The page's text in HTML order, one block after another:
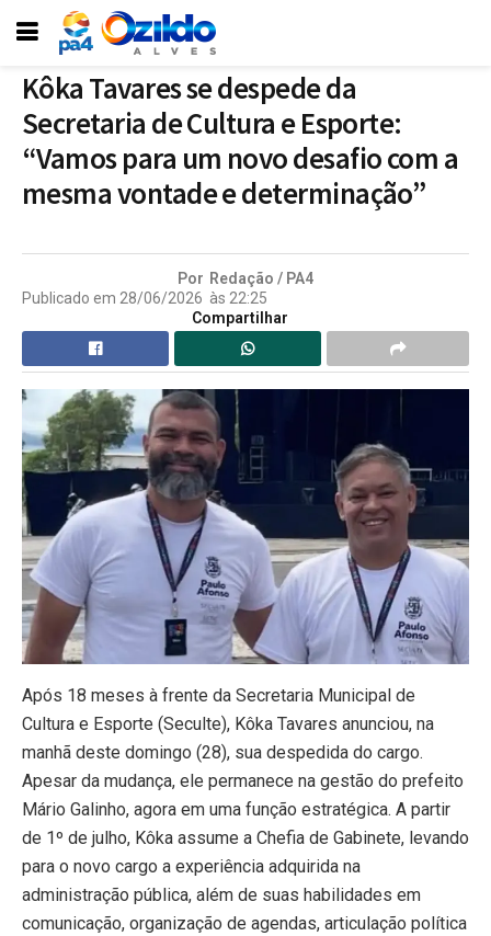
Kôka Tavares se despede da
Secretaria de Cultura e Esporte:
“Vamos para um novo desafio com a
mesma vontade e determinação”
Por Redação / PA4
Publicado em 28/06/2026 às 22:25
Compartilhar
Após 18 meses à frente da Secretaria Municipal de
Cultura e Esporte (Seculte), Kôka Tavares anunciou, na
manhã deste domingo (28), sua despedida do cargo.
Apesar da mudança, ele permanece na gestão do prefeito
Mário Galinho, agora em uma função estratégica. A partir
de 1º de julho, Kôka assume a Chefia de Gabinete, levando
para o novo cargo a experiência adquirida na
administração pública, além de suas habilidades em
comunicação, organização de agendas, articulação política